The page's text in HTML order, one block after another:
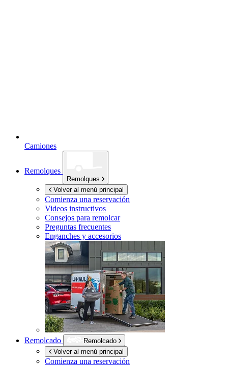
Camiones
Remolques
Remolques
Volver al menú principal
Comienza una reservación
Videos instructivos
Consejos para remolcar
Preguntas frecuentes
Enganches y accesorios
Remolcado
Remolcado
Volver al menú principal
Comienza una reservación